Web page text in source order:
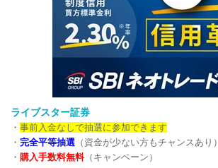
ライブスター証券
・ 事前入金なしで抽選に参加できます
・ 完全平等抽選 （資金が少ない方もチャンスあり）
・ 購入手数料無料（キャンペーン）